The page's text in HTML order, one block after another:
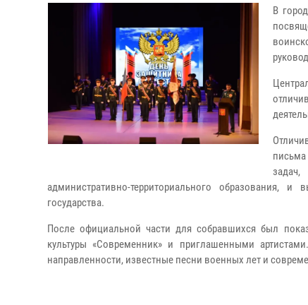
В
административно-территориального образования,
государства.
После официальной части для собравшихся был
культуры «Современник» и приглашенными
направленности, известные песни военных лет и